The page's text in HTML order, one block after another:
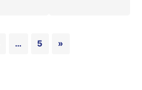
… 5 »